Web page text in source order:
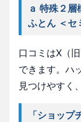
ａ 特殊２
ふとん ＜セ
口コミはX（
できます。ハ
見つけやすく
「ショッ